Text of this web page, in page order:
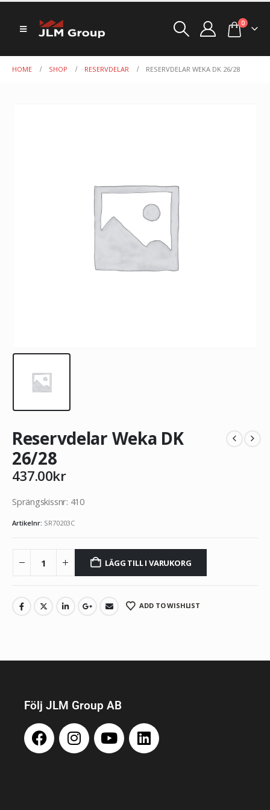
0
HOME SHOP RESERVDELAR RESERVDELAR WEKA DK 26/28
Reservdelar Weka DK
26/28
437.00kr
Sprängskissnr: 410
Artikelnr: SR70203C
LÄGG TILL I VARUKORG
ADD TO WISHLIST
Följ JLM Group AB